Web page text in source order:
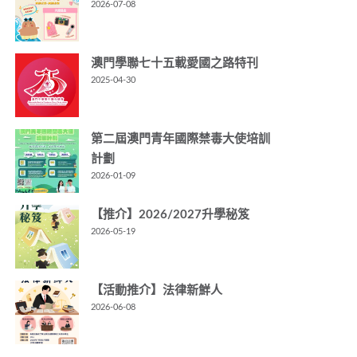
2026-07-08
澳門學聯七十五載愛國之路特刊
2025-04-30
第二屆澳門青年國際禁毒大使培訓
計劃
2026-01-09
【推介】2026/2027升學秘笈
2026-05-19
【活動推介】法律新鮮人
2026-06-08